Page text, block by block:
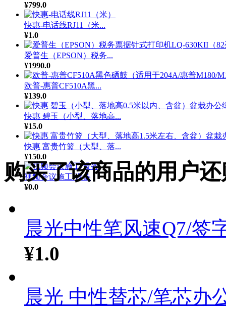
¥799.0
快惠-电话线RJ11（米...
¥1.0
爱普生（EPSON）税务...
¥1990.0
欧普-惠普CF510A黑...
¥139.0
快惠 碧玉（小型、落地高...
¥15.0
快惠 富贵竹篮（大型、落...
¥150.0
视频会议施工/设备
¥0.0
购买了该商品的用户
晨光中性笔风速Q7/签
¥1.0
晨光 中性替芯/笔芯办